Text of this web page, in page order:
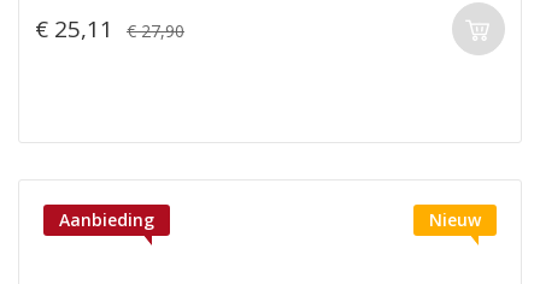
€ 25,11 € 27,90
Nieuw
Aanbieding